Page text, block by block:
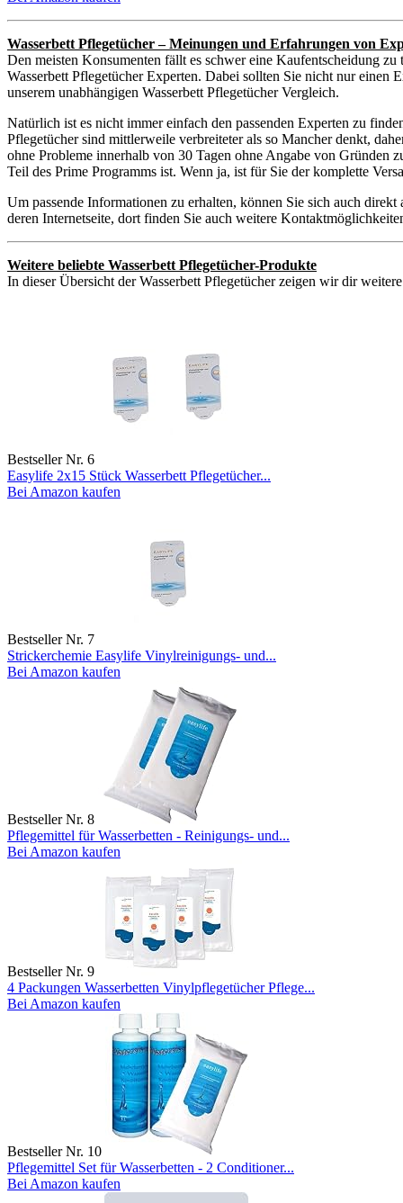
Wasserbett Pflegetücher – Meinungen und Erfahrungen von
Den meisten Konsumenten fällt es schwer eine Kaufentscheidung
Wasserbett Pflegetücher Experten. Dabei sollten Sie nicht nur einen
unserem unabhängigen Wasserbett Pflegetücher Vergleich.
Natürlich ist es nicht immer einfach den passenden Experten zu
Pflegetücher sind mittlerweile verbreiteter als so Mancher denkt,
ohne Probleme innerhalb von 30 Tagen ohne Angabe von Gründen
Teil des Prime Programms ist. Wenn ja, ist für Sie der komplette
Um passende Informationen zu erhalten, können Sie sich auch
deren Internetseite, dort finden Sie auch weitere
Weitere beliebte Wasserbett Pflegetücher-Produkte
In dieser Übersicht der Wasserbett Pflegetücher zeigen wir dir
Bestseller Nr. 6
Easylife 2x15 Stück Wasserbett Pflegetücher...
Bei Amazon kaufen
Bestseller Nr. 7
Strickerchemie Easylife Vinylreinigungs- und...
Bei Amazon kaufen
Bestseller Nr. 8
Pflegemittel für Wasserbetten - Reinigungs- und...
Bei Amazon kaufen
Bestseller Nr. 9
4 Packungen Wasserbetten Vinylpflegetücher Pflege...
Bei Amazon kaufen
Bestseller Nr. 10
Pflegemittel Set für Wasserbetten - 2 Conditioner...
Bei Amazon kaufen